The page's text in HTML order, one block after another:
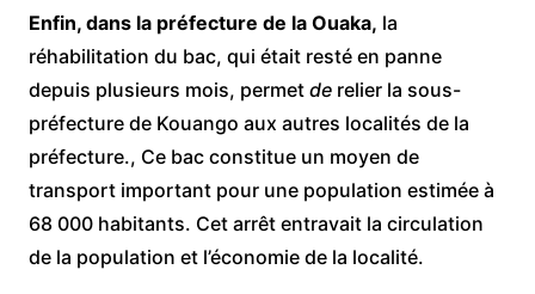
Enfin, dans la préfecture de la Ouaka, la
réhabilitation du bac, qui était resté en panne
depuis plusieurs mois, permetde relier la sous-
préfecture de Kouango aux autres localités de la
préfecture., Ce bac constitue un moyen de
transport important pour une population estimée à
68 000 habitants. Cet arrêt entravait la circulation
de la population et l’économie de la localité.